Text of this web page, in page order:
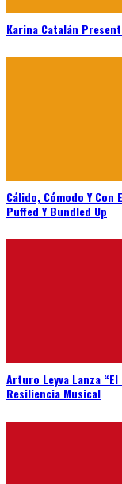
Karina Catalán
Cálido, Cómodo Y Con
Puffed Y Bundled Up
Arturo Leyva Lanza
Resiliencia Musical